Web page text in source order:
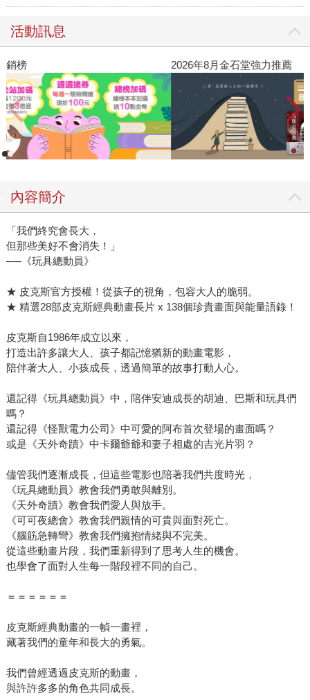
活動訊息
閱讀漫遊錄-2026上半年暢銷榜
內容簡介
「我們終究會長大，
但那些美好不會消失！」
──《玩具總動員》
★ 皮克斯官方授權！從孩子的視角，包容大人的脆弱。
★ 精選28部皮克斯經典動畫長片 x 138個珍貴畫面與能量語錄！
皮克斯自1986年成立以來，
打造出許多讓大人、孩子都記憶猶新的動畫電影，
陪伴著大人、小孩成長，透過簡單的故事打動人心。
還記得《玩具總動員》中，陪伴安迪成長的胡迪、巴斯和玩具們
嗎？
還記得《怪獸電力公司》中可愛的阿布首次登場的畫面嗎？
或是《天外奇蹟》中卡爾爺爺和妻子相處的吉光片羽？
儘管我們逐漸成長，但這些電影也陪著我們共度時光，
《玩具總動員》教會我們勇敢與離別。
《天外奇蹟》教會我們愛人與放手。
《可可夜總會》教會我們親情的可貴與面對死亡。
《腦筋急轉彎》教會我們擁抱情緒與不完美。
從這些動畫片段，我們重新得到了思考人生的機會。
也學會了面對人生每一階段裡不同的自己。
＝＝＝＝＝＝
皮克斯經典動畫的一幀一畫裡，
藏著我們的童年和長大的勇氣。
我們曾經透過皮克斯的動畫，
與許許多多的角色共同成長。